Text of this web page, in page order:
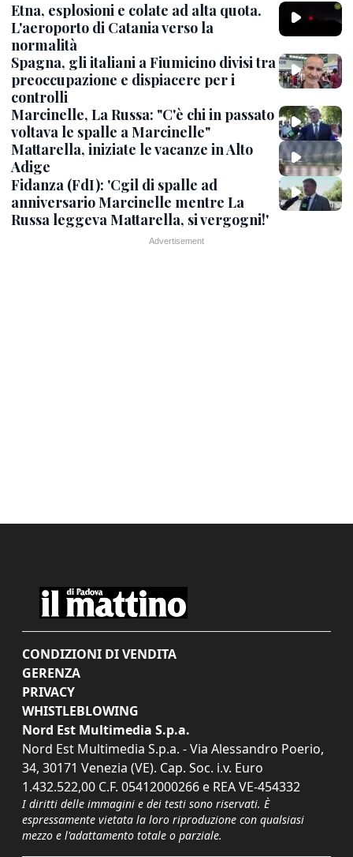
Etna, esplosioni e colate ad alta quota.
L'aeroporto di Catania verso la
normalità
Spagna, gli italiani a Fiumicino divisi tra
preoccupazione e dispiacere per i
controlli
Marcinelle, La Russa: "C'è chi in passato
voltava le spalle a Marcinelle"
Mattarella, iniziate le vacanze in Alto
Adige
Fidanza (FdI): 'Cgil di spalle ad
anniversario Marcinelle mentre La
Russa leggeva Mattarella, si vergogni!'
CONDIZIONI DI VENDITA
GERENZA
PRIVACY
WHISTLEBLOWING
Nord Est Multimedia S.p.a.
Nord Est Multimedia S.p.a. - Via Alessandro Poerio,
34, 30171 Venezia (VE). Cap. Soc. i.v. Euro
1.432.522,00 C.F. 05412000266 e REA VE-454332
I diritti delle immagini e dei testi sono riservati. È
espressamente vietata la loro riproduzione con qualsiasi
mezzo e l'adattamento totale o parziale.